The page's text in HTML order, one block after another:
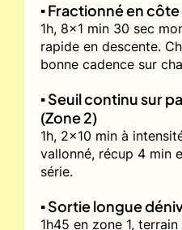
▪️ Fractionné en
1h, 8x1 min 30 sec
rapide en descente.
bonne cadence sur
▪️ Seuil continu sur
(Zone 2)
1h, 2x10 min à
vallonné, récup 4 min
série.
▪️ Sortie longue
1h45 en zone 1,